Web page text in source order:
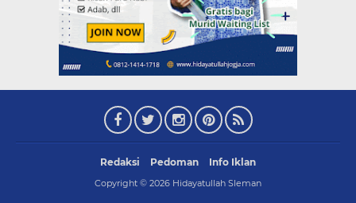
Redaksi Pedoman Info Iklan
Copyright © 2026 Hidayatullah Sleman